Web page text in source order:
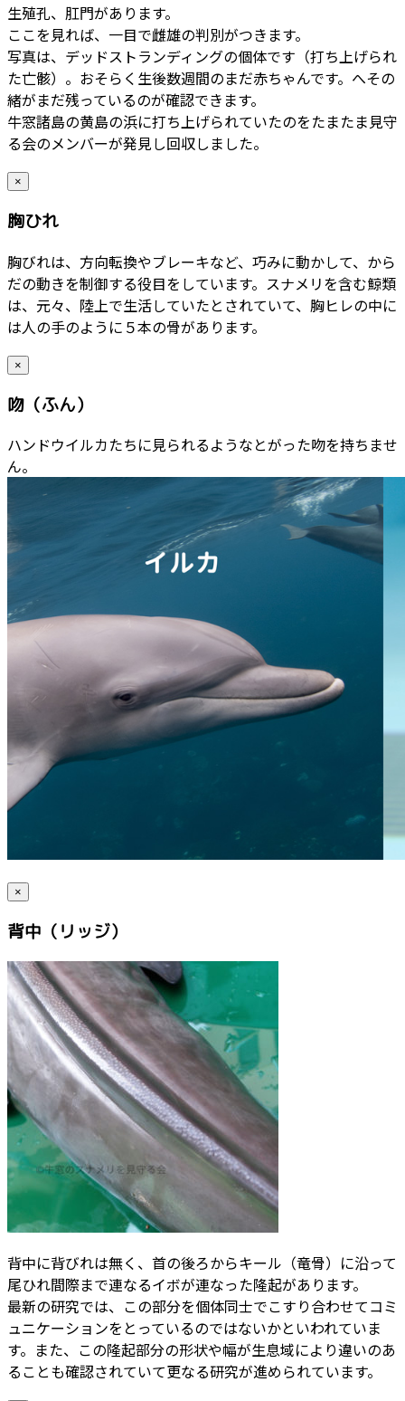
生殖孔、肛門があります。
ここを見れば、一目で雌雄の判別がつきます。
写真は、デッドストランディングの個体です（打ち上げられ
た亡骸）。おそらく生後数週間のまだ赤ちゃんです。へその
緒がまだ残っているのが確認できます。
牛窓諸島の黄島の浜に打ち上げられていたのをたまたま見守
る会のメンバーが発見し回収しました。
×
胸ひれ
胸びれは、方向転換やブレーキなど、巧みに動かして、から
だの動きを制御する役目をしています。スナメリを含む鯨類
は、元々、陸上で生活していたとされていて、胸ヒレの中に
は人の手のように５本の骨があります。
×
吻（ふん）
ハンドウイルカたちに見られるようなとがった吻を持ちませ
ん。
×
背中（リッジ）
背中に背びれは無く、首の後ろからキール（竜骨）に沿って
尾ひれ間際まで連なるイボが連なった隆起があります。
最新の研究では、この部分を個体同士でこすり合わせてコミ
ュニケーションをとっているのではないかといわれていま
す。また、この隆起部分の形状や幅が生息域により違いのあ
ることも確認されていて更なる研究が進められています。